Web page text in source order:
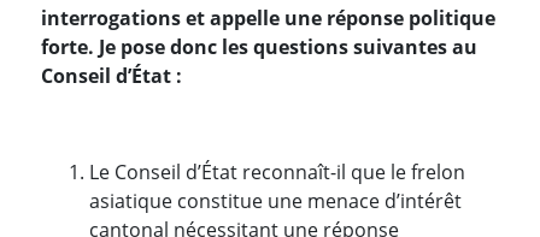
interrogations et appelle une réponse politique
forte. Je pose donc les questions suivantes au
Conseil d’État :
Le Conseil d’État reconnaît-il que le frelon
asiatique constitue une menace d’intérêt
cantonal nécessitant une réponse